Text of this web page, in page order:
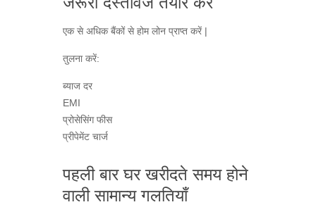
एक से अधिक बैंकों से होम लोन प्राप्त करें |
तुलना करें:
ब्याज दर
EMI
प्रोसेसिंग फीस
प्रीपेमेंट चार्ज
पहली बार घर खरीदते समय होने
वाली सामान्य गलतियाँ